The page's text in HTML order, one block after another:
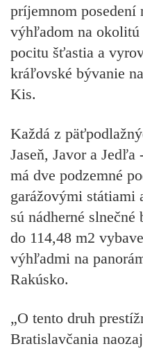
príjemnom posedení
výhľadom na okolitú
pocitu šťastia a
kráľovské bývanie
Kis.
Každá z
Jaseň, Javor a Jedľa
má dve podzemné
garážovými
sú nádherné
do 114,48 m2
výhľadmi na
Rakúsko.
„O tento druh
Bratislavčania